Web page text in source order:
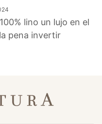
lino un lujo en el
pena invertir